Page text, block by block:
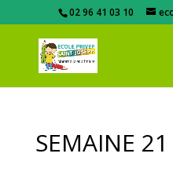
02 96 41 03 10
SEMAINE 21